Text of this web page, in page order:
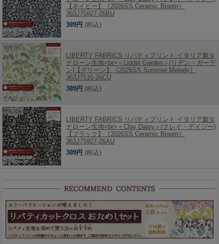
【ネイビー】《2026SS Ceramic Bloom》
363J75927-26BU
389円 (税込)
LIBERTY FABRICS リバティプリント イタリア製タ
ナローン生地<br>＜Liddel Garden＞(リデン・ガーデ
ン)【グリーン】《2026SS Summer Melody》
363J7516-26CU
389円 (税込)
LIBERTY FABRICS リバティプリント イタリア製タ
ナローン生地<br>＜Clay Daisy＞(クレイ・デイジー)
【ブラック】《2026SS Ceramic Bloom》
363J75927-26AU
389円 (税込)